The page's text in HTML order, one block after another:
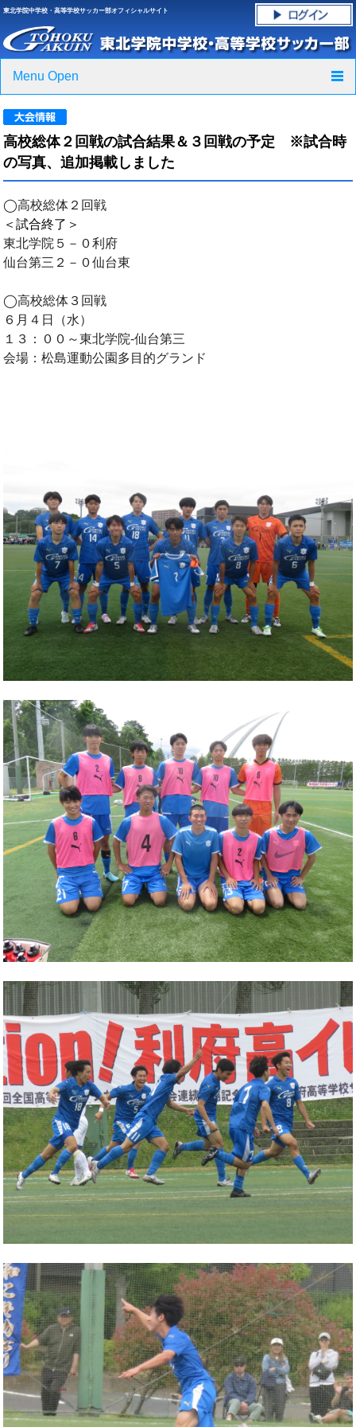
東北学院中学校・高等学校サッカー部オフィシャルサイト
Menu Open
ニュース
グラウンド・施設紹介
応援グッズご案内
高校総体２回戦の試合結果＆３回戦の予定 ※試合時
の写真、追加掲載しました
◯高校総体２回戦
＜試合終了＞
東北学院５－０利府
仙台第三２－０仙台東
◯高校総体３回戦
６月４日（水）
１３：００～東北学院‐仙台第三
会場：松島運動公園多目的グランド